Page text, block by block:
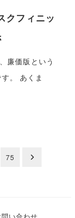
クフィニッ
廉価版という
。 あくま
75